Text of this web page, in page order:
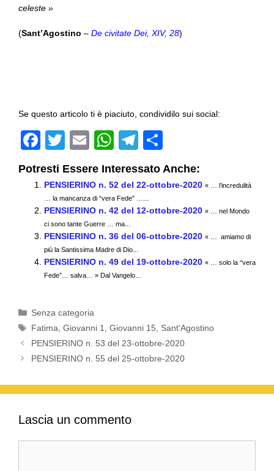
celeste »
(Sant’Agostino – De civitate Dei, XIV, 28)
Se questo articolo ti è piaciuto, condividilo sui social:
F
c
e
b
o
o
k
T
wi
tt
er
E
m
ail
W
at
s
A
p
p
T
el
e
gr
a
m
o
n
vi
di
Potresti Essere Interessato Anche:
PENSIERINO n. 52 del 22-ottobre-2020 « … l’incredulità
… la mancanza di “vera Fede” …...
PENSIERINO n. 42 del 12-ottobre-2020 « … nel Mondo
ci sono tante Guerre … ma...
PENSIERINO n. 36 del 06-ottobre-2020 « … amiamo di
più la Santissima Madre di Dio...
PENSIERINO n. 49 del 19-ottobre-2020 « … solo la “vera
Fede”… salva… » Dal Vangelo...
Categorie
Senza categoria
Tag
Fatima,Giovanni 1,Giovanni 15, Sant'Agostino
PENSIERINO n. 53 del 23-ottobre-2020
PENSIERINO n. 55 del 25-ottobre-2020
Lascia un commento